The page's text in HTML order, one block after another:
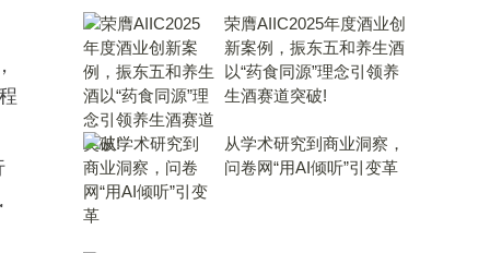
荣膺AIIC2025年度酒业创
新案例，振东五和养生酒
以“药食同源”理念引领养
生酒赛道突破!
从学术研究到商业洞察，
问卷网“用AI倾听”引变革